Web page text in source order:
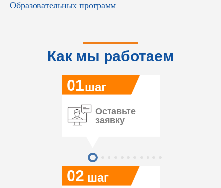
Образовательных программ
Как мы работаем
02
01
Оставьте
заявку
шаг
шаг